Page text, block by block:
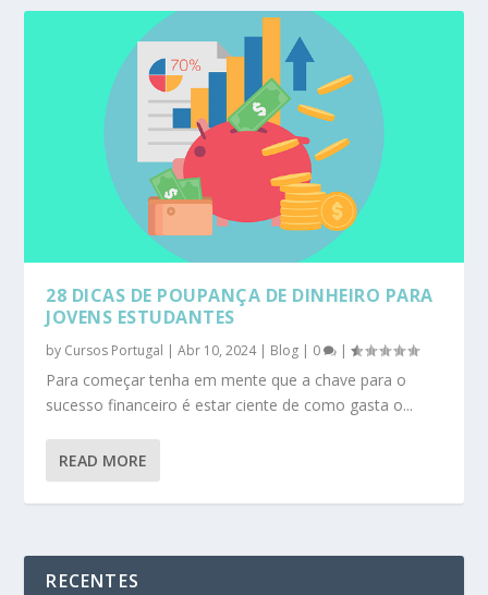
28 DICAS DE POUPANÇA DE DINHEIRO PARA
JOVENS ESTUDANTES
by Cursos Portugal |Abr 10, 2024| Blog 0 |
Para começar tenha em mente que a chave para o
sucesso financeiro é estar ciente de como gasta o...
READ MORE
RECENTES